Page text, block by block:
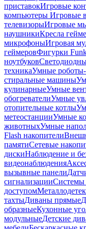
приставокИгровые
компьютеры Игровые
телевизорыИгровые
наушникиКресла
микрофоныИгровая
геймеровФигурки
ноутбуков
техникаУмные
стиральные машины
кулинарныеУмные
обогревателиУмные
отопительные котлы
метеостанцииУмные
животныхУмные
Flash накопители
памятиСетевые
дискиНаблюдение и
видеонаблюдения
вызывные панели
сигнализацииСистемы
доступом
тахтыДиваны прямые
образныеКухонные
модульныеДетские